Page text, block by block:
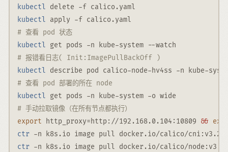
kubectl delete -f calico.yaml
kubectl apply -f calico.yaml
# 查看 pod 状态
kubectl get pods -n kube-system
--watch
# 报错看日志( Init:ImagePullBackOff )
kubectl describe pod calico-node-hv4ss -n kube-
# 查看 pod 部署的所在 node
kubectl get pods -n kube-system -o wide
# 手动拉取镜像（在所有节点都执行）
export
http_proxy=http://192.168.0.104:10809 &&
ctr -n k8s.io image pull docker.io/calico/
ctr -n k8s.io image pull docker.io/calico/